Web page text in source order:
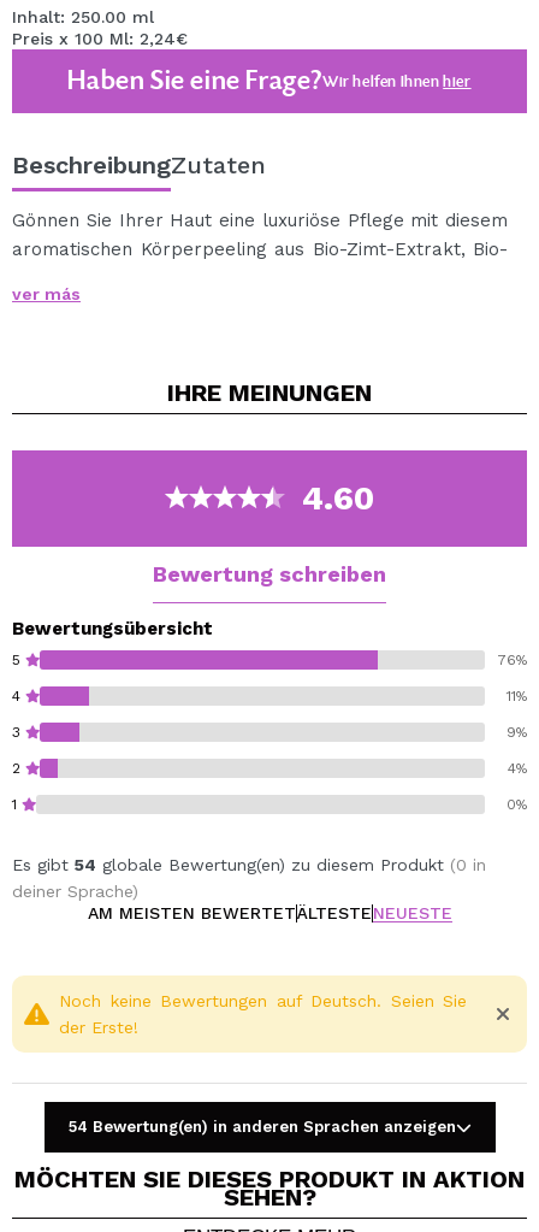
Inhalt: 250.00 ml
Preis x 100 Ml: 2,24€
Haben Sie eine Frage?Wir helfen Ihnenhier
BeschreibungZutaten
Gönnen Sie Ihrer Haut eine luxuriöse Pflege mit diesem
aromatischen Körperpeeling aus Bio-Zimt-Extrakt, Bio-
Zimt und Zucker wirken zart beruhigend, während
99,54% natural origin of total.
ver más
IHRE MEINUNGEN
4.60
Bewertung schreiben
Bewertungsübersicht
5 76%
4 11%
3 9%
2 4%
1 0%
Es gibt 54 globale Bewertung(en) zu diesem Produkt (0 in
deiner Sprache)
AM MEISTEN BEWERTETÄLTESTENEUESTE
Noch keine Bewertungen auf Deutsch. Seien Sie
der Erste!
54 Bewertung(en) in anderen Sprachen anzeigen
MÖCHTEN SIE DIESES PRODUKT IN AKTION
SEHEN?